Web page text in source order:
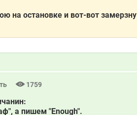
на остановке и вот-вот замерзну
1759
а пишем "Enough".